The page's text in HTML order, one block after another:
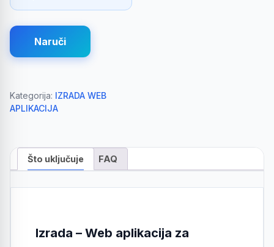
Naruči
Kategorija: IZRADA WEB
APLIKACIJA
Što uključuje FAQ
Izrada – Web aplikacija za